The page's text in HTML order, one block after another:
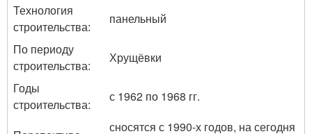
Технология
строительства:
панельный
По периоду
строительства:
Хрущёвки
Годы
строительства:
с 1962 по 1968 гг.
сносятся с 1990-х годов, на сегодня